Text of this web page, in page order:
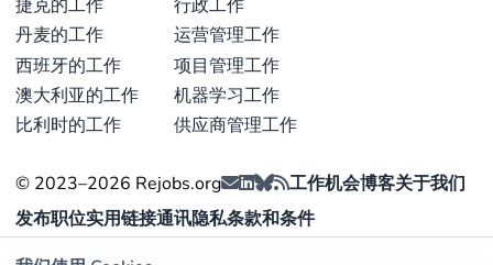
捷克的工作
丹麦的工作
西班牙的工作
澳大利亚的工作
比利时的工作
行政工作
运营管理工作
项目管理工作
机器学习工作
供应商管理工作
© 2023–2026 Rejobs.org 工作机会博客关于我们
发布职位实用链接通讯隐私条款和条件